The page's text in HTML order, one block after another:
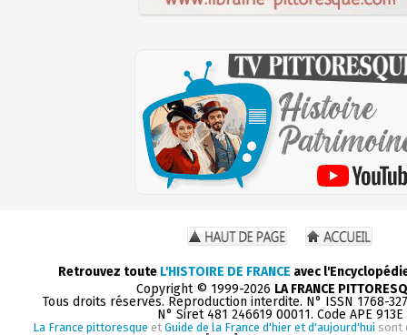
Retrouvez toute L'HISTOIRE DE FRANCE avec
Copyright © 1999-2026 LA FRANCE
Tous droits réservés. Reproduction interdite. N° ISSN 1768-
N° Siret 481 246619 00011. Code APE 913E
La France pittoresque et Guide de la France d'hier et d'aujourd'hui sont